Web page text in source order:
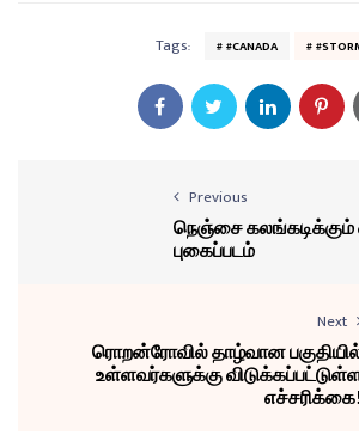
Tags: #CANADA
Previous
நெஞ்சை
புகைப்படம்
Next
ரொறன்ரோவில் தாழ்வான
உள்ளவர்களுக்கு
எச்சரிக்கை!